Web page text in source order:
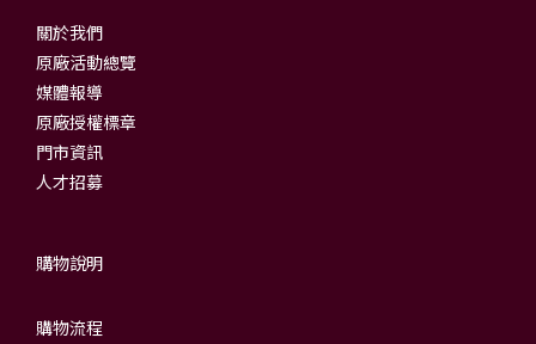
關於我們
原廠活動總覽
媒體報導
原廠授權標章
門市資訊
人才招募
購物說明
購物流程